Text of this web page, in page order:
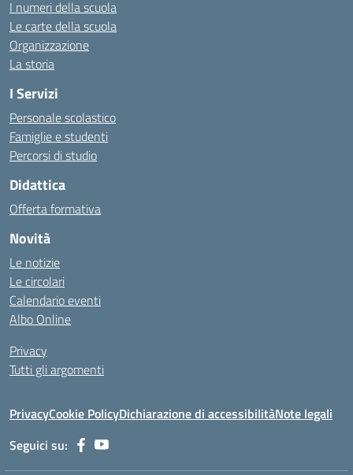
I numeri della scuola
Le carte della scuola
Organizzazione
La storia
I Servizi
Personale scolastico
Famiglie e studenti
Percorsi di studio
Didattica
Offerta formativa
Novità
Le notizie
Le circolari
Calendario eventi
Albo Online
Privacy
Tutti gli argomenti
PrivacyCookie PolicyDichiarazione di accessibilitàNote legali
Seguici su: